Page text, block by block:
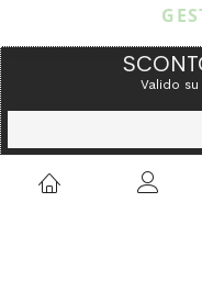
Copyright © 2015
Privacy
Valido